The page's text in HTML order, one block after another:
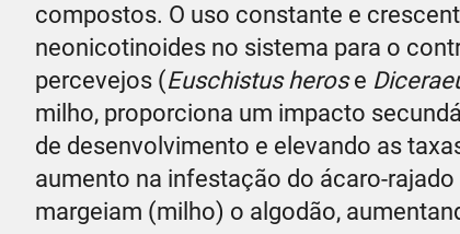
compostos. O uso constante e
neonicotinoides no sistema para o
percevejos (Euschistus herose
milho, proporciona um impacto
de desenvolvimento e elevando as
aumento na infestação do ácaro-
margeiam (milho) o algodão,